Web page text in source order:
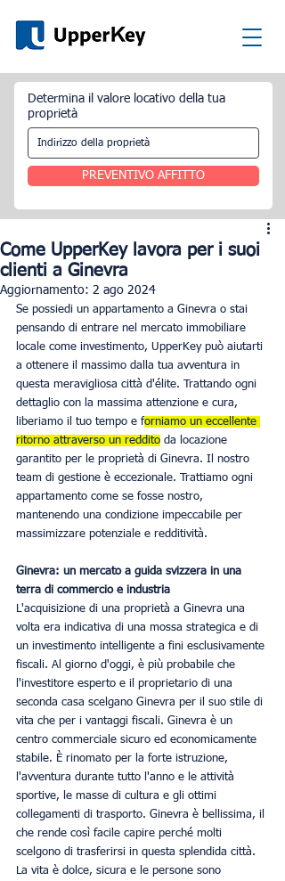
Determina il valore locativo della tua
proprietà
PREVENTIVO AFFITTO
Come UpperKey lavora per i suoi
clienti a Ginevra
Aggiornamento: 2 ago 2024
Se possiedi un appartamento a Ginevra o stai
pensando di entrare nel mercato immobiliare
locale come investimento, UpperKey può aiutarti
a ottenere il massimo dalla tua avventura in
questa meravigliosa città d'élite. Trattando ogni
dettaglio con la massima attenzione e cura,
liberiamo il tuo tempo e forniamo un eccellente
ritorno attraverso un reddito da locazione
garantito per le proprietà di Ginevra. Il nostro
team di gestione è eccezionale. Trattiamo ogni
appartamento come se fosse nostro,
mantenendo una condizione impeccabile per
massimizzare potenziale e redditività.
Ginevra: un mercato a guida svizzera in una
terra di commercio e industria
L'acquisizione di una proprietà a Ginevra una
volta era indicativa di una mossa strategica e di
un investimento intelligente a fini esclusivamente
fiscali. Al giorno d'oggi, è più probabile che
l'investitore esperto e il proprietario di una
seconda casa scelgano Ginevra per il suo stile di
vita che per i vantaggi fiscali. Ginevra è un
centro commerciale sicuro ed economicamente
stabile. È rinomato per la forte istruzione,
l'avventura durante tutto l'anno e le attività
sportive, le masse di cultura e gli ottimi
collegamenti di trasporto. Ginevra è bellissima, il
che rende così facile capire perché molti
scelgono di trasferirsi in questa splendida città.
La vita è dolce, sicura e le persone sono